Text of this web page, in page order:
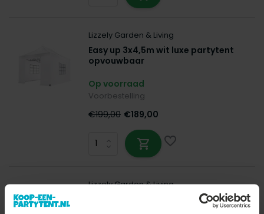
Lizzely Garden & Living
Easy up 3x4,5m wit luxe partytent
opvouwbaar
Op voorraad
Voorbestelling
€199,00 €189,00
Lizzely Garden & Living
Easy up 3x4,5m grijs luxe partytent